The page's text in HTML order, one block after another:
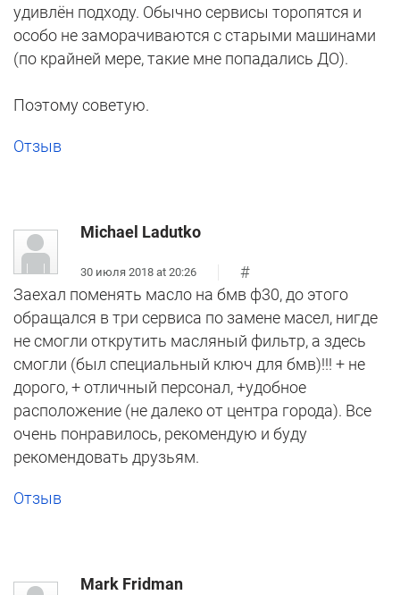
удивлён подходу. Обычно сервисы торопятся и
особо не заморачиваются с старыми машинами
(по крайней мере, такие мне попадались ДО).
Поэтому советую.
Отзыв
Michael Ladutko
30 июля 2018 at 20:26
#
Заехал поменять масло на бмв ф30, до этого
обращался в три сервиса по замене масел, нигде
не смогли открутить масляный фильтр, а здесь
смогли (был специальный ключ для бмв)!!! + не
дорого, + отличный персонал, +удобное
расположение (не далеко от центра города). Все
очень понравилось, рекомендую и буду
рекомендовать друзьям.
Отзыв
Mark Fridman